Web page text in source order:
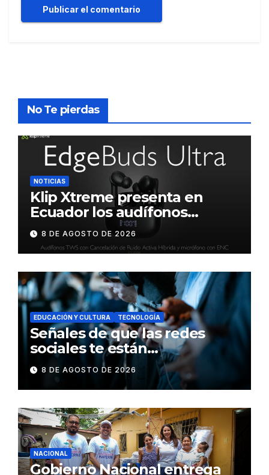
No Te pierdas
NOTICIAS
Klip Xtreme presenta en
Ecuador los audífonos
DynaBuds con sonido
inteligente y control táctil
8 DE AGOSTO DE 2026
EDUCACIÓN Y CULTURA TECNOLOGÍA
Señales de que las redes
sociales te están
consumiendo
8 DE AGOSTO DE 2026
NACIONAL
Gobierno Nacional entrega